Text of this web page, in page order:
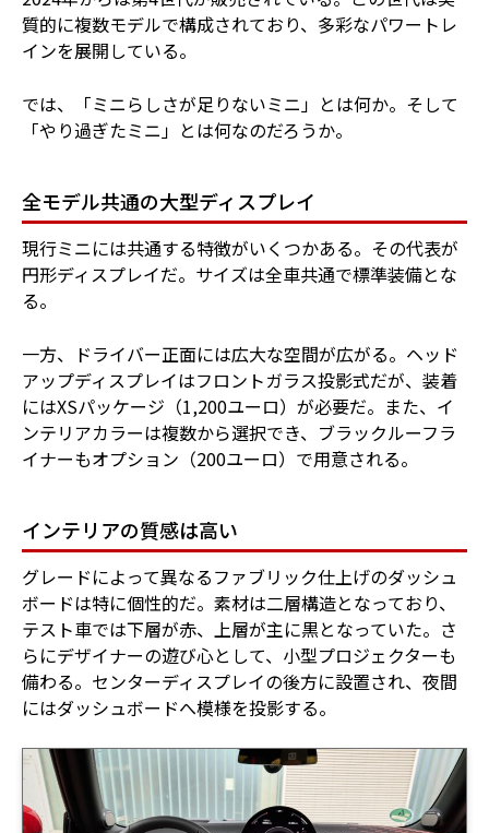
質的に複数モデルで構成されており、多彩なパワートレ
インを展開している。
では、「ミニらしさが足りないミニ」とは何か。そして
「やり過ぎたミニ」とは何なのだろうか。
全モデル共通の大型ディスプレイ
現行ミニには共通する特徴がいくつかある。その代表が
円形ディスプレイだ。サイズは全車共通で標準装備とな
る。
一方、ドライバー正面には広大な空間が広がる。ヘッド
アップディスプレイはフロントガラス投影式だが、装着
にはXSパッケージ（1,200ユーロ）が必要だ。また、イ
ンテリアカラーは複数から選択でき、ブラックルーフラ
イナーもオプション（200ユーロ）で用意される。
インテリアの質感は高い
グレードによって異なるファブリック仕上げのダッシュ
ボードは特に個性的だ。素材は二層構造となっており、
テスト車では下層が赤、上層が主に黒となっていた。さ
らにデザイナーの遊び心として、小型プロジェクターも
備わる。センターディスプレイの後方に設置され、夜間
にはダッシュボードへ模様を投影する。